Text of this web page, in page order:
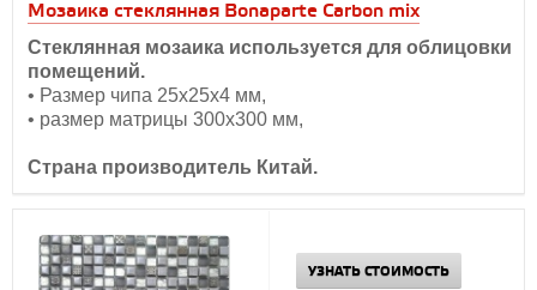
Мозаика стеклянная Bonaparte Carbon mix
Стеклянная мозаика используется для облицовки
помещений.
• Размер чипа 25х25х4 мм,
• размер матрицы 300х300 мм,
Страна производитель Китай.
УЗНАТЬ СТОИМОСТЬ